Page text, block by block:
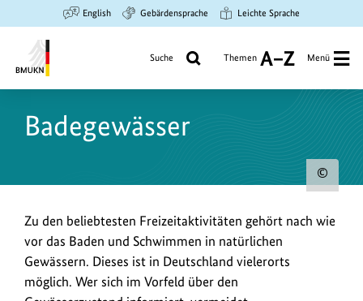
Hauptinhalt
springen
Suche
springen
Hauptnavigation
springen
English Gebärdensprache Leichte Sprache
Umwelt,
und
Sicherheit
Suche Themen
A
Z
Menü
Badegewässer
Bild
Zu den beliebtesten Freizeitaktivitäten gehört nach wie
vor das Baden und Schwimmen in natürlichen
Gewässern. Dieses ist in Deutschland vielerorts
möglich. Wer sich im Vorfeld über den